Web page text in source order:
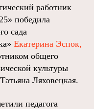
работник
победила
сада
Екатерина Эспок,
общего
культуры
Ляховецкая.
педагога